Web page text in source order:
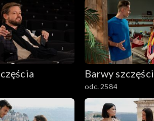
2101–2200
2001–2100
1901–2000
1801–1900
1701–1800
Barwy
odc. 2584